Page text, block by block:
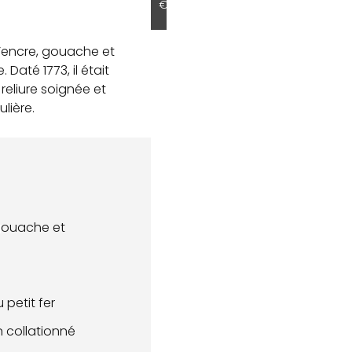
€
gouache et
Daté 1773, il était
soignée et
et
petit fer
collationné